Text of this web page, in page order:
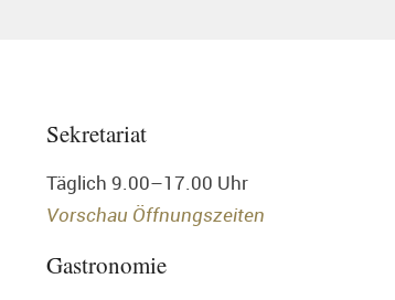
Sekretariat
Täglich 9.00–17.00 Uhr
Vorschau Öffnungszeiten
Gastronomie